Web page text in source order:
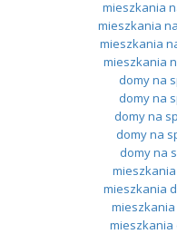
mieszkania
mieszkania
mieszkania
mieszkania
domy na
domy na
domy na
domy na
domy na
mieszkania
mieszkania